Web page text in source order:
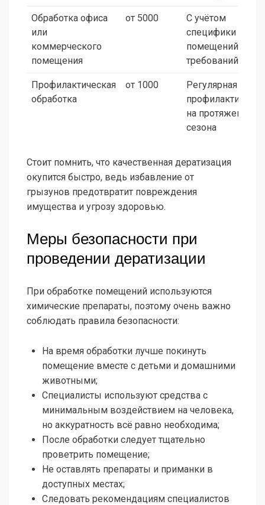
Обработка офиса
или
коммерческого
помещения
от 5000
С учётом
специфики
помещений и
требований
Профилактическая
обработка
от 1000
Регулярная
профилактика
на протяжении
сезона
Стоит помнить, что качественная дератизация
окупится быстро, ведь избавление от
грызунов предотвратит повреждения
имущества и угрозу здоровью.
Меры безопасности при
проведении дератизации
При обработке помещений используются
химические препараты, поэтому очень важно
соблюдать правила безопасности:
На время обработки лучше покинуть
помещение вместе с детьми и домашними
животными;
Специалисты используют средства с
минимальным воздействием на человека,
но аккуратность всё равно необходима;
После обработки следует тщательно
проветрить помещение;
Не оставлять препараты и приманки в
доступных местах;
Следовать рекомендациям специалистов